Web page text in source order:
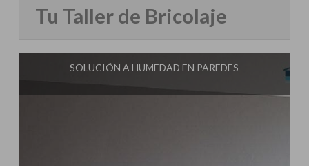
Tu Taller de Bricolaje
SOLUCIÓN A HUMEDAD EN PAREDES